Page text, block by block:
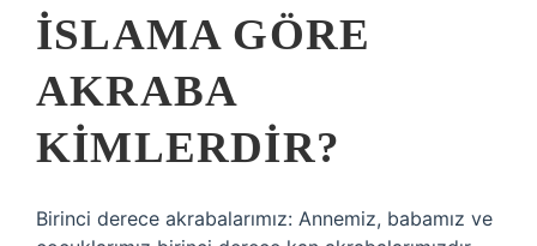
İSLAMA GÖRE
AKRABA
KIMLERDIR?
Birinci derece akrabalarımız: Annemiz, babamız ve